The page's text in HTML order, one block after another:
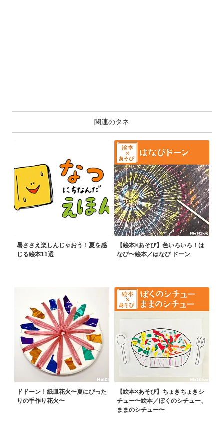
関連のタネ
暑ささえ楽しんじゃおう！夏を感
じる絵本11選
【絵本×あそび】色いろいろ！は
なび〜絵本／はなび ドーン
ドドーン！紙皿花火〜夏にぴった
りの手作り花火〜
【絵本×あそび】ちょきちょきシ
チュー〜絵本／ぼくのシチュー、
ままのシチュー〜